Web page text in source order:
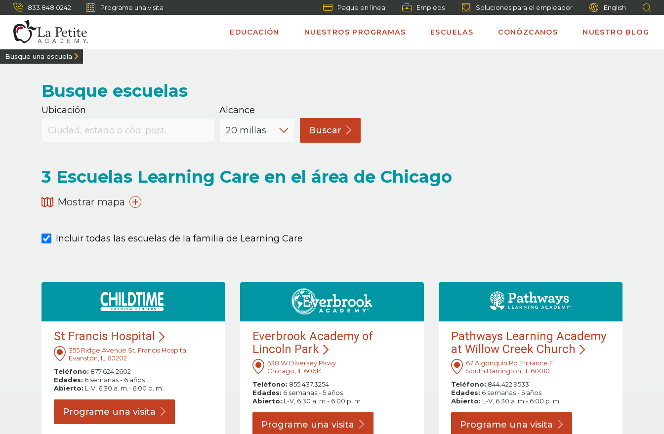
833.848.0242 Programe una visita Pague en línea Empleos Soluciones para el empleador English
EDUCACIÓN NUESTROS PROGRAMAS ESCUELAS CONÓZCANOS NUESTRO BLOG
Busque una escuela
Busque escuelas
Ubicación
Alcance
Buscar
3 Escuelas Learning Care en el área de Chicago
Mostrar mapa
Incluir todas las escuelas de la familia de Learning Care
St Francis Hospital
355 Ridge Avenue St. Francis Hospital
Evanston, IL 60202
Teléfono: 877.624.2602
Edades: 6 semanas - 6 años
Abierto: L-V, 6:30 a. m.- 6:00 p. m.
Programe una visita
Everbrook Academy of
Lincoln Park
538 W Diversey Pkwy
Chicago, IL 60614
Teléfono: 855.437.3254
Edades: 6 semanas - 5 años
Abierto: L-V, 6:30 a. m.- 6:00 p. m.
Programe una visita
Pathways Learning Academy
at Willow Creek Church
67 Algonquin Rd Entrance F
South Barrington, IL 60010
Teléfono: 844.422.9533
Edades: 6 semanas - 5 años
Abierto: L-V, 6:30 a. m.- 6:00 p. m.
Programe una visita